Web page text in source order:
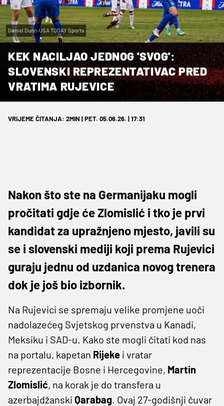
Daniel Dunn-USA TODAY Sports
KEK NACILJAO JEDNOG 'SVOG':
SLOVENSKI REPREZENTATIVAC PRED
VRATIMA RUJEVICE
VRIJEME ČITANJA: 2MIN | PET. 05.06.26. | 17:31
Nakon što ste na Germanijaku mogli
pročitati gdje će Zlomislić i tko je prvi
kandidat za upražnjeno mjesto, javili su
se i slovenski mediji koji prema Rujevici
guraju jednu od uzdanica novog trenera
dok je još bio izbornik.
Na Rujevici se spremaju velike promjene uoči
nadolazećeg Svjetskog prvenstva u Kanadi,
Meksiku i SAD-u. Kako ste mogli čitati kod nas
na portalu, kapetan Rijeke i vratar
reprezentacije Bosne i Hercegovine, Martin
Zlomislić, na korak je do transfera u
azerbajdžanski Qarabag. Ovaj 27-godišnji čuvar